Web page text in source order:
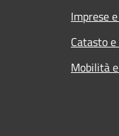
Imprese
Catasto
Mobilità